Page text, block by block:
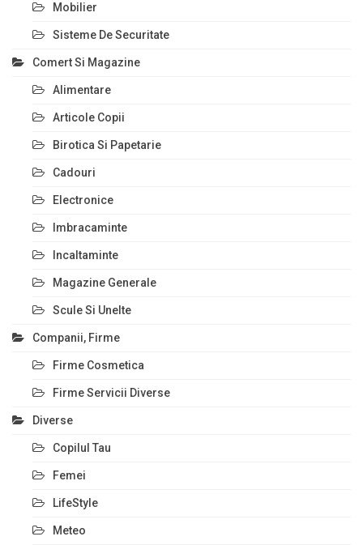
Mobilier
Sisteme De Securitate
Comert Si Magazine
Alimentare
Articole Copii
Birotica Si Papetarie
Cadouri
Electronice
Imbracaminte
Incaltaminte
Magazine Generale
Scule Si Unelte
Companii, Firme
Firme Cosmetica
Firme Servicii Diverse
Diverse
Copilul Tau
Femei
LifeStyle
Meteo